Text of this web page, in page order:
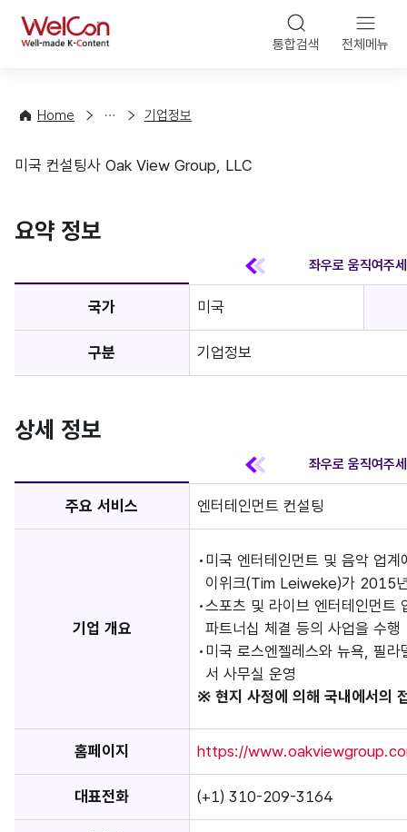
WelCon 통합검색 전체메뉴
Home
컨
팅
해
기
정
기업정보
기업정보
미국 컨설팅사 Oak View Group, LLC
요약 정보
국가 미국
구분 기업정보
상세 정보
주요 서비스 엔터테인먼트 컨설팅
기업 개요
미국 엔터테인먼트 및 음악 업
이위크(Tim Leiweke)가 2015
스포츠 및 라이브 엔터테인먼트
파트너십 체결 등의 사업을 수행
미국 로스엔젤레스와 뉴욕, 필
서 사무실 운영
※ 현지 사정에 의해 국내에서의
홈페이지 https://
대표전화 (+1) 310-209-3164